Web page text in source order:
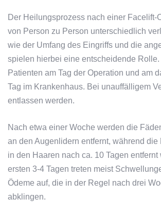
Der Heilungsprozess nach einer Facelift-
von Person zu Person unterschiedlich
wie der Umfang des Eingriffs und die
spielen hierbei eine entscheidende
Patienten am Tag der Operation und am
Tag im Krankenhaus. Bei unauffälligem
entlassen werden.
Nach etwa einer Woche werden die
an den Augenlidern entfernt, während die
in den Haaren nach ca. 10 Tagen entfernt
ersten 3-4 Tagen treten meist
Ödeme auf, die in der Regel nach drei
abklingen.